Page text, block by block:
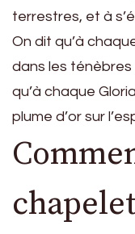
terrestres, et à
On dit qu’à
dans les ténèbres
qu’à chaque
plume d’or sur